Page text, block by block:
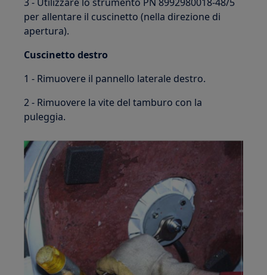
per allentare il cuscinetto (nella direzione di
apertura).
Cuscinetto destro
1 - Rimuovere il pannello laterale destro.
2 - Rimuovere la vite del tamburo con la
puleggia.